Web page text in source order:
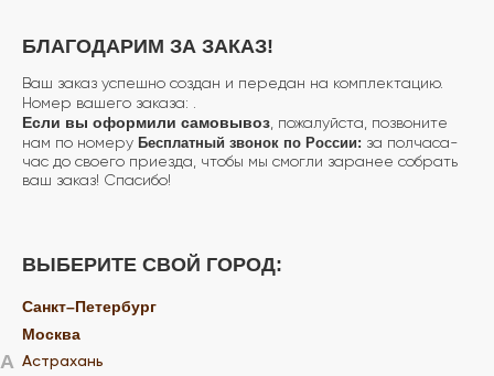
БЛАГОДАРИМ ЗА ЗАКАЗ!
Ваш заказ успешно создан и передан на комплектацию.
Номер вашего заказа: .
Если вы оформили самовывоз, пожалуйста, позвоните
нам по номеру Бесплатный звонок по России: за полчаса-
час до своего приезда, чтобы мы смогли заранее собрать
ваш заказ! Спасибо!
ВЫБЕРИТЕ СВОЙ ГОРОД:
Санкт–Петербург
Москва
А Астрахань